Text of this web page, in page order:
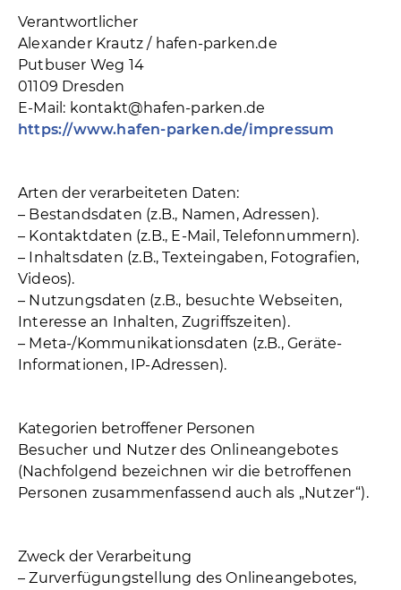
Verantwortlicher
Alexander Krautz / hafen-parken.de
Putbuser Weg 14
01109 Dresden
E-Mail: kontakt@hafen-parken.de
https://www.hafen-parken.de/impressum
Arten der verarbeiteten Daten:
– Bestandsdaten (z.B., Namen, Adressen).
– Kontaktdaten (z.B., E-Mail, Telefonnummern).
– Inhaltsdaten (z.B., Texteingaben, Fotografien,
Videos).
– Nutzungsdaten (z.B., besuchte Webseiten,
Interesse an Inhalten, Zugriffszeiten).
– Meta-/Kommunikationsdaten (z.B., Geräte-
Informationen, IP-Adressen).
Kategorien betroffener Personen
Besucher und Nutzer des Onlineangebotes
(Nachfolgend bezeichnen wir die betroffenen
Personen zusammenfassend auch als „Nutzer“).
Zweck der Verarbeitung
– Zurverfügungstellung des Onlineangebotes,